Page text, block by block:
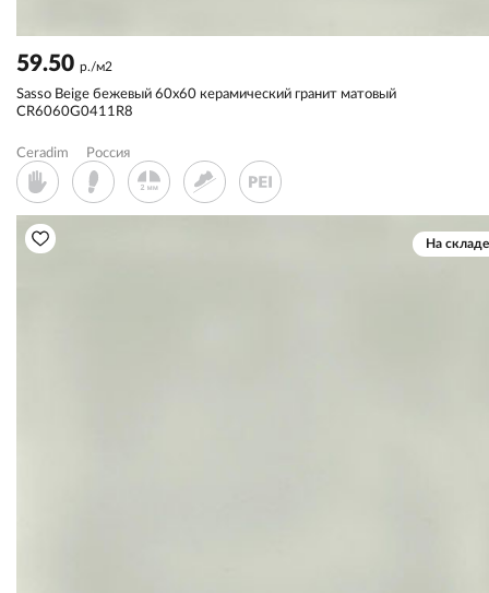
59.50 р./м2
Sassо Beige бежевый 60x60 керамический гранит матовый
CR6060G0411R8
Ceradim Россия
На складе